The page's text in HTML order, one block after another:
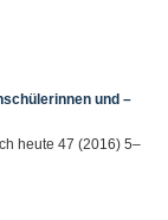
und –
heute 47 (2016) 5–